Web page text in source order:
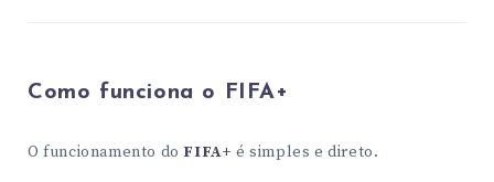
Como funciona o FIFA+
O funcionamento do FIFA+ é simples e direto.